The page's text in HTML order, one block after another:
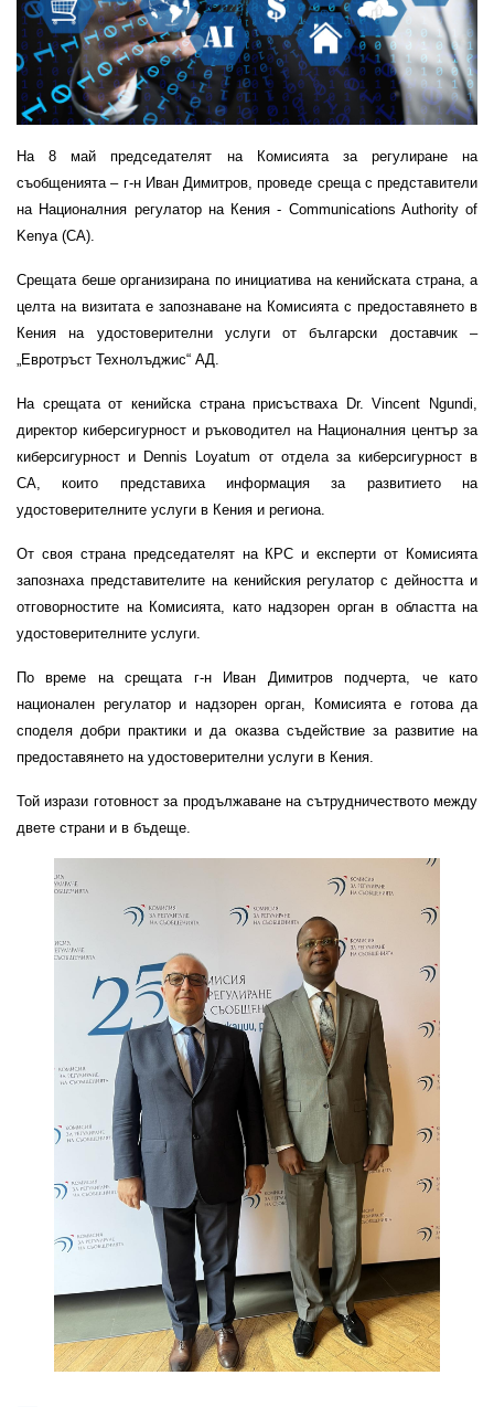
На 8 май председателят на Комисията за регулиране на
съобщенията – г-н Иван Димитров, проведе среща с представители
на Националния регулатор на Кения - Communications Authority of
Kenya (CA).
Срещата беше организирана по инициатива на кенийската страна, а
целта на визитата е запознаване на Комисията с предоставянето в
Кения на удостоверителни услуги от български доставчик –
„Евротръст Технолъджис“ АД.
На срещата от кенийска страна присъстваха Dr. Vincent Ngundi,
директор киберсигурност и ръководител на Националния център за
киберсигурност и Dennis Loyatum от отдела за киберсигурност в
CA, които представиха информация за развитието на
удостоверителните услуги в Кения и региона.
От своя страна председателят на КРС и експерти от Комисията
запознаха представителите на кенийския регулатор с дейността и
отговорностите на Комисията, като надзорен орган в областта на
удостоверителните услуги.
По време на срещата г-н Иван Димитров подчерта, че като
национален регулатор и надзорен орган, Комисията e готова да
споделя добри практики и да оказва съдействие за развитие на
предоставянето на удостоверителни услуги в Кения.
Той изрази готовност за продължаване на сътрудничеството между
двете страни и в бъдеще.